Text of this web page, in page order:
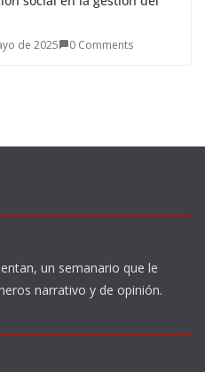
de 2025 0 Comments
un semanario que le
narrativo y de opinión.